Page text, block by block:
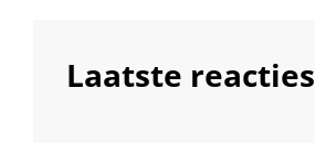
Laatste reacties